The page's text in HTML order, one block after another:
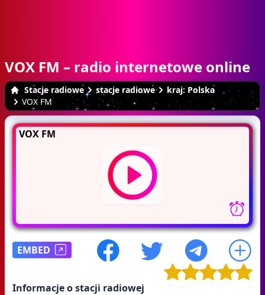
VOX FM – radio internetowe online
Stacje radiowe stacje radiowe
kraj: Polska
VOX FM
VOX FM
EMBED
Informacje o stacji radiowej